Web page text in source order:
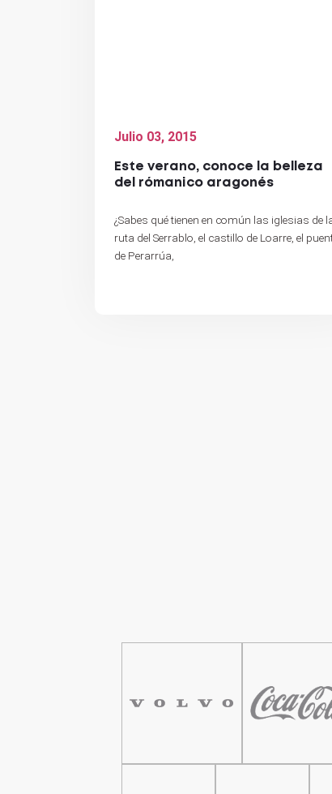
Julio 03, 2015
Este verano, conoce la belleza
del rómanico aragonés
¿Sabes qué tienen en común las iglesias de
ruta del Serrablo, el castillo de Loarre, el
de Perarrúa,